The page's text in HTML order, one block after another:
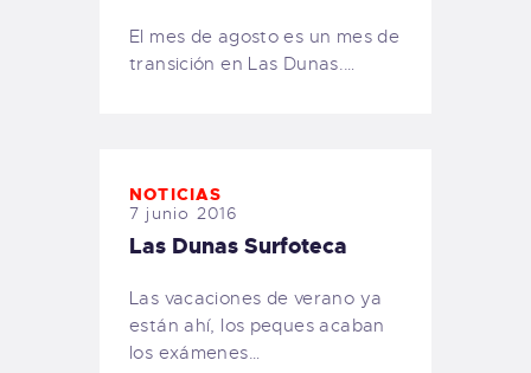
El mes de agosto es un mes de
transición en Las Dunas.…
NOTICIAS
7 junio 2016
Las Dunas Surfoteca
Las vacaciones de verano ya
están ahí, los peques acaban
los exámenes…